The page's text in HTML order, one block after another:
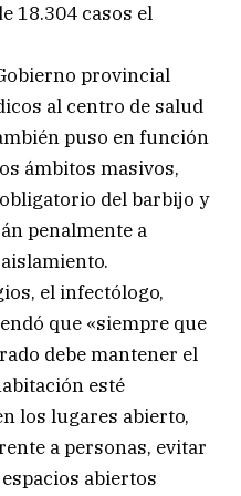
18.304 casos el
provincial
al centro de salud
puso en función
ámbitos masivos,
del barbijo y
penalmente a
el infectólogo,
que «siempre que
debe mantener el
esté
los lugares abierto,
a personas, evitar
abiertos